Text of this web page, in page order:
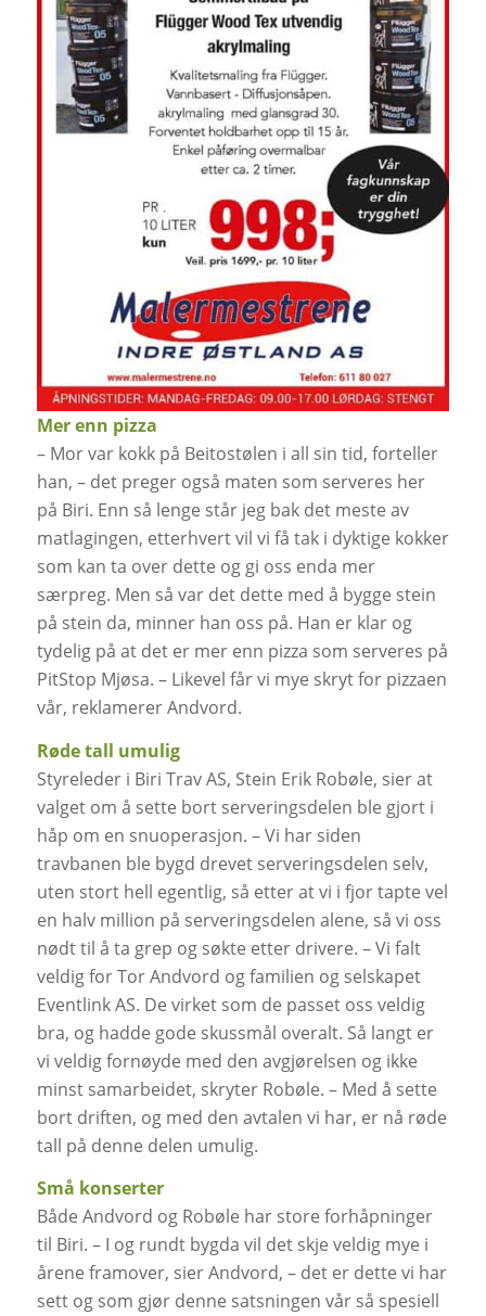
Mer enn pizza
– Mor var kokk på Beitostølen i all sin tid, forteller
han, – det preger også maten som serveres her
på Biri. Enn så lenge står jeg bak det meste av
matlagingen, etterhvert vil vi få tak i dyktige kokker
som kan ta over dette og gi oss enda mer
særpreg. Men så var det dette med å bygge stein
på stein da, minner han oss på. Han er klar og
tydelig på at det er mer enn pizza som serveres på
PitStop Mjøsa. – Likevel får vi mye skryt for pizzaen
vår, reklamerer Andvord.
Røde tall umulig
Styreleder i Biri Trav AS, Stein Erik Robøle, sier at
valget om å sette bort serveringsdelen ble gjort i
håp om en snuoperasjon. – Vi har siden
travbanen ble bygd drevet serveringsdelen selv,
uten stort hell egentlig, så etter at vi i fjor tapte vel
en halv million på serveringsdelen alene, så vi oss
nødt til å ta grep og søkte etter drivere. – Vi falt
veldig for Tor Andvord og familien og selskapet
Eventlink AS. De virket som de passet oss veldig
bra, og hadde gode skussmål overalt. Så langt er
vi veldig fornøyde med den avgjørelsen og ikke
minst samarbeidet, skryter Robøle. – Med å sette
bort driften, og med den avtalen vi har, er nå røde
tall på denne delen umulig.
Små konserter
Både Andvord og Robøle har store forhåpninger
til Biri. – I og rundt bygda vil det skje veldig mye i
årene framover, sier Andvord, – det er dette vi har
sett og som gjør denne satsningen vår så spesiell